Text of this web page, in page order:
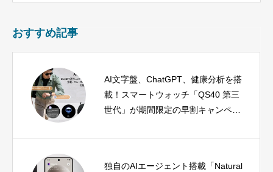
おすすめ記事
AI文字盤、ChatGPT、健康分析を搭
載！スマートウォッチ「QS40 第三
世代」が期間限定の早割キャンペー
独自のAIエージェント搭載「Natural